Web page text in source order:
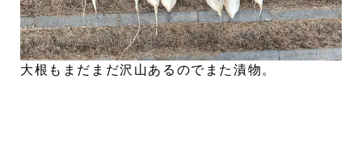
大根もまだまだ沢山あるのでまた漬物。